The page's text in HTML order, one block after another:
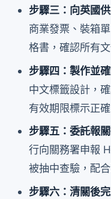
步驟三：向英國
商業發票、裝箱
格書，確認所有
步驟四：製作並
中文標籤設計，
有效期限標示正
步驟五：委託報
行向關務署申報
被抽中查驗，配
步驟六：清關後